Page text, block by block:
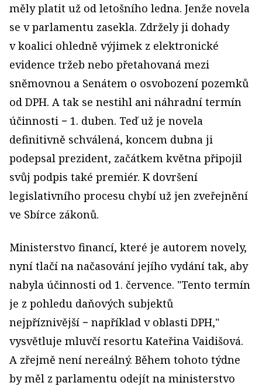
měly platit už od letošního ledna. Jenže novela
se v parlamentu zasekla. Zdržely ji dohady
v koalici ohledně výjimek z elektronické
evidence tržeb nebo přetahovaná mezi
sněmovnou a Senátem o osvobození pozemků
od DPH. A tak se nestihl ani náhradní termín
účinnosti − 1. duben. Teď už je novela
definitivně schválená, koncem dubna ji
podepsal prezident, začátkem května připojil
svůj podpis také premiér. K dovršení
legislativního procesu chybí už jen zveřejnění
ve Sbírce zákonů.
Ministerstvo financí, které je autorem novely,
nyní tlačí na načasování jejího vydání tak, aby
nabyla účinnosti od 1. července. "Tento termín
je z pohledu daňových subjektů
nejpříznivější − například v oblasti DPH,"
vysvětluje mluvčí resortu Kateřina Vaidišová.
A zřejmě není nereálný. Během tohoto týdne
by měl z parlamentu odejít na ministerstvo